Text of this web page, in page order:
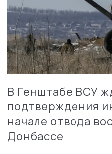
В Генштабе ВСУ
подтверждения
начале отвода
Донбассе